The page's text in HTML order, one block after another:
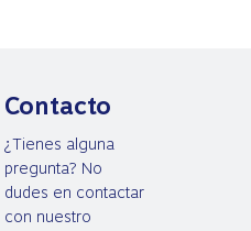
Contacto
¿Tienes alguna
pregunta? No
dudes en contactar
con nuestro